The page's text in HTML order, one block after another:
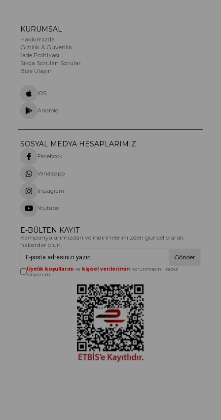
1.000,00 TL
KURUMSAL
Hakkımızda
Gizlilik & Güvenlik
İade Politikası
Sıkça Sorulan Sorular
Bize Ulaşın
IOS
Android
SOSYAL MEDYA HESAPLARIMIZ
Facebook
Whatsapp
Instagram
Youtube
E-BÜLTEN KAYIT
Kampanyalarımızdan ve indirimlerimizden güncel olarak
haberdar olun.
Gönder
Üyelik koşullarını ve kişisel verilerimin korunmasını kabul
ediyorum.